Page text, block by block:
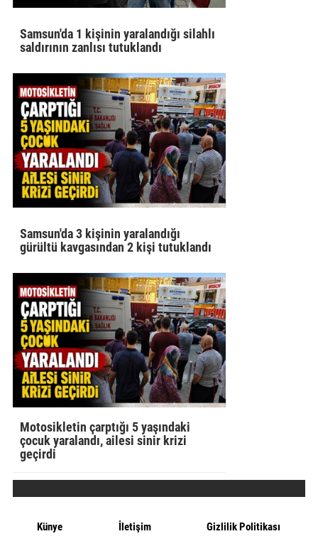
Samsun'da 1 kişinin yaralandığı silahlı
saldırının zanlısı tutuklandı
Samsun'da 3 kişinin yaralandığı
gürültü kavgasından 2 kişi tutuklandı
Motosikletin çarptığı 5 yaşındaki
çocuk yaralandı, ailesi sinir krizi
geçirdi
Künye İletişim Gizlilik Politikası